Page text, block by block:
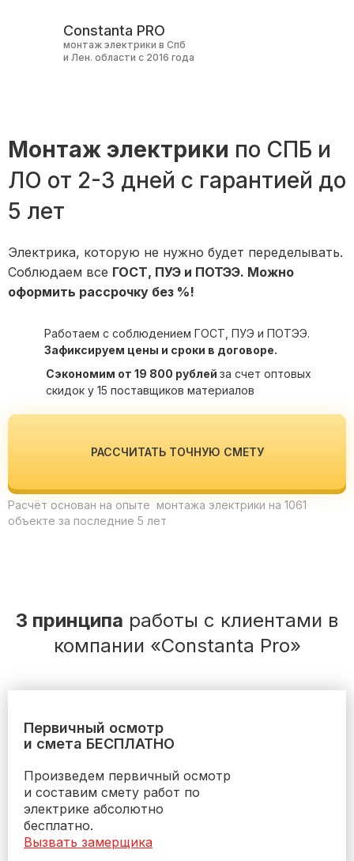
Constanta PRO
монтаж электрики в Спб
и Лен. области с 2016 года
Монтаж электрики по СПБ и
ЛО от 2-3 дней с гарантией до
5 лет
Электрика, которую не нужно будет переделывать.
Соблюдаем все ГОСТ, ПУЭ и ПОТЭЭ. Можно
оформить рассрочку без %!
Работаем с соблюдением ГОСТ, ПУЭ и ПОТЭЭ.
Зафиксируем цены и сроки в договоре.
Сэкономим от 19 800 рублей за счет оптовых
скидок у 15 поставщиков материалов
РАССЧИТАТЬ ТОЧНУЮ СМЕТУ
Расчёт основан на опыте монтажа электрики на 1061
объекте за последние 5 лет
3 принципа работы с клиентами в
компании «Constanta Pro»
Первичный осмотр
и смета БЕСПЛАТНО
Произведем первичный осмотр
и составим смету работ по
электрике абсолютно
бесплатно.
Вызвать замерщика